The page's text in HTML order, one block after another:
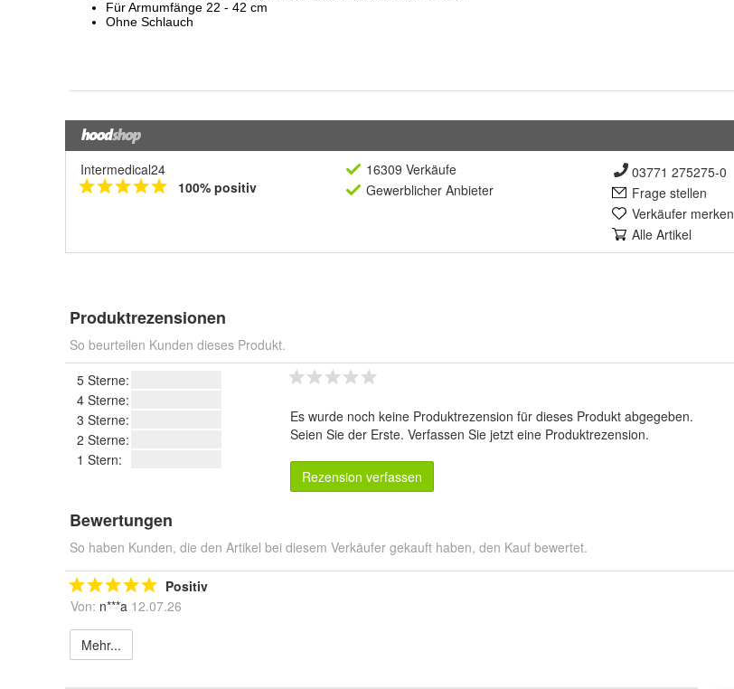
Intermedical24
100% positiv
16309 Verkäufe
Gewerblicher Anbieter
03771 275275-0
Frage stellen
Verkäufer merken
Alle Artikel
Produktrezensionen
So beurteilen Kunden dieses Produkt.
5 Sterne:
4 Sterne:
3 Sterne:
2 Sterne:
1 Stern:
Es wurde noch keine Produktrezension für dieses Produkt abgegeben.
Seien Sie der Erste. Verfassen Sie jetzt eine Produktrezension.
Rezension verfassen
Bewertungen
So haben Kunden, die den Artikel bei diesem Verkäufer gekauft haben, den Kauf bewertet.
Positiv
Von: n***a 12.07.26
Mehr...